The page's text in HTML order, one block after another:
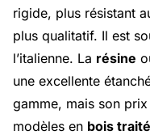
rigide, plus résistant
plus qualitatif. Il est
l’italienne. La résine
une excellente
gamme, mais son
modèles en bois